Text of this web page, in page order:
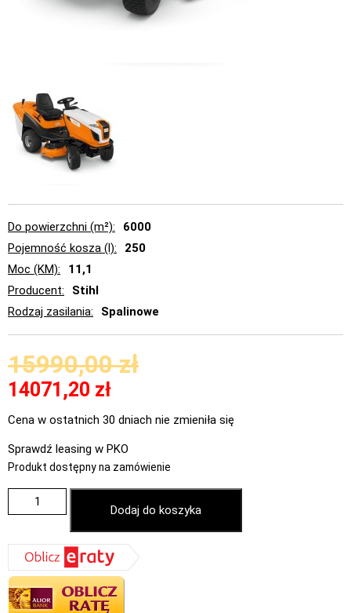
Do powierzchni (m²)
6000
Pojemność kosza (l)
250
Moc (KM)
11,1
Producent
Stihl
Rodzaj zasilania
Spalinowe
15990,00zł
14071,20 zł
Cena w ostatnich 30 dniach nie zmieniła się
Sprawdź leasing w PKO
Produkt dostępny na zamówienie
Dodaj do koszyka